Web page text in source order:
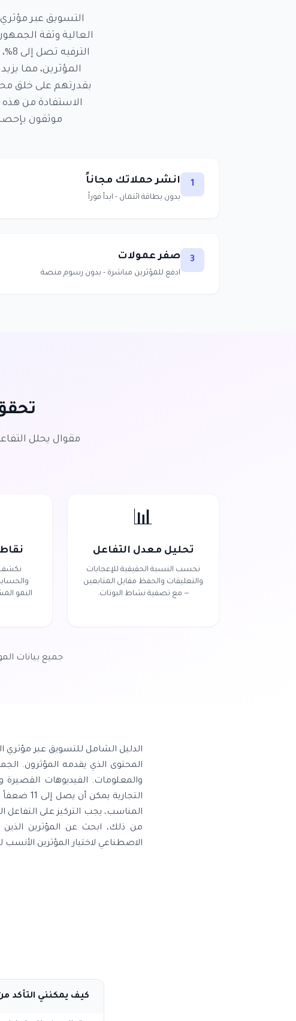
التسويق عبر
العالية وثقة
المؤثرين، مما
بقدرتهم على خلق
الاستفادة من هذه
موثقون
1 انشر حملاتك مجاناً
بدون بطاقة ائتمان - ابدأ فوراً
3 صفر عمولات
ادفع للمؤثرين مباشرة - بدون رسوم منصة
مقوال يحلل
📊
تحليل معدل التفاعل
نحسب النسبة الحقيقية للإعجابات
والتعليقات والحفظ مقابل المتابعين
— مع تصفية نشاط البوتات.
نكشف
النمو
جميع بيانات
الدليل الشامل للتسويق عبر مؤثري
المحتوى الذي يقدمه المؤثرون.
والمعلومات. الفيديوهات القصيرة
المناسب، يجب التركيز على التفاعل
من ذلك، ابحث عن المؤثرين الذين
الاصطناعي لاختيار المؤثرين الأنسب
كيف يمكنني التأكد